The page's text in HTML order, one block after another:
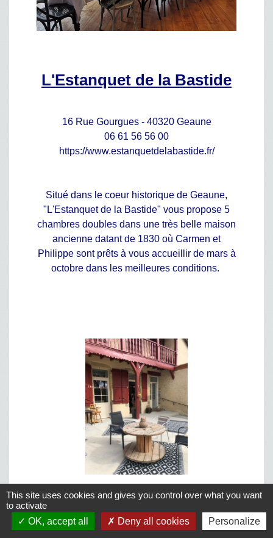
L'Estanquet de la Bastide
16 Rue Gourgues - 40320 Geaune
06 61 56 56 00
https://www.estanquetdelabastide.fr/
Situé dans le coeur historique de Geaune,
"L'Estanquet de la Bastide" vous propose 5
chambres doubles dans une très belle maison
ancienne datant de 1830 où Carmen et
Philippe sont prêts à vous accueillir de mars à
octobre dans les meilleures conditions.
This site uses cookies and gives you control over what you want
to activate
OK, accept all
Deny all cookies Personalize